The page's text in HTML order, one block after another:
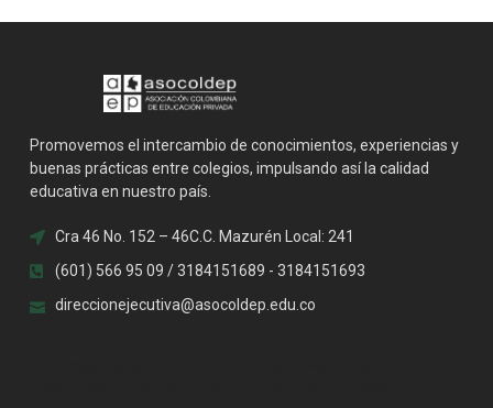
Promovemos el intercambio de conocimientos, experiencias y
buenas prácticas entre colegios, impulsando así la calidad
educativa en nuestro país.
Cra 46 No. 152 – 46C.C. Mazurén Local: 241
(601) 566 95 09 / 3184151689 - 3184151693
direccionejecutiva@asocoldep.edu.co